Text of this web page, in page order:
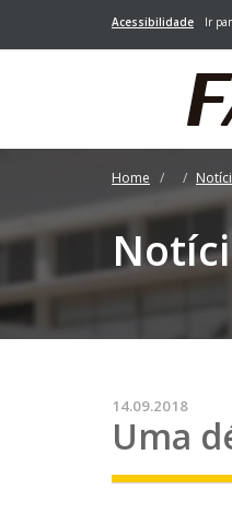
Acessibilidade Ir
Home
14.09.2018
Uma